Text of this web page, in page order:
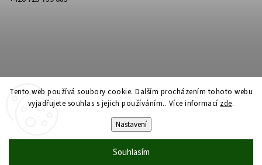
Tento web používá soubory cookie. Dalším procházením tohoto webu
vyjadřujete souhlas s jejich používáním.. Více informací zde.
Nastavení
Souhlasím
Professor Onyx. Všechna práva vyhrazena.